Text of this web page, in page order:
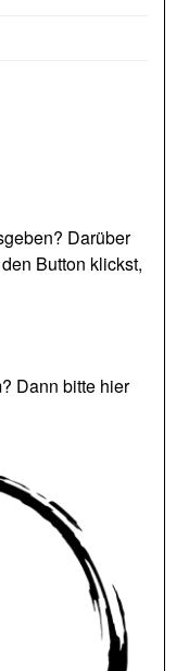
Darüber
Button klickst,
Dann bitte hier